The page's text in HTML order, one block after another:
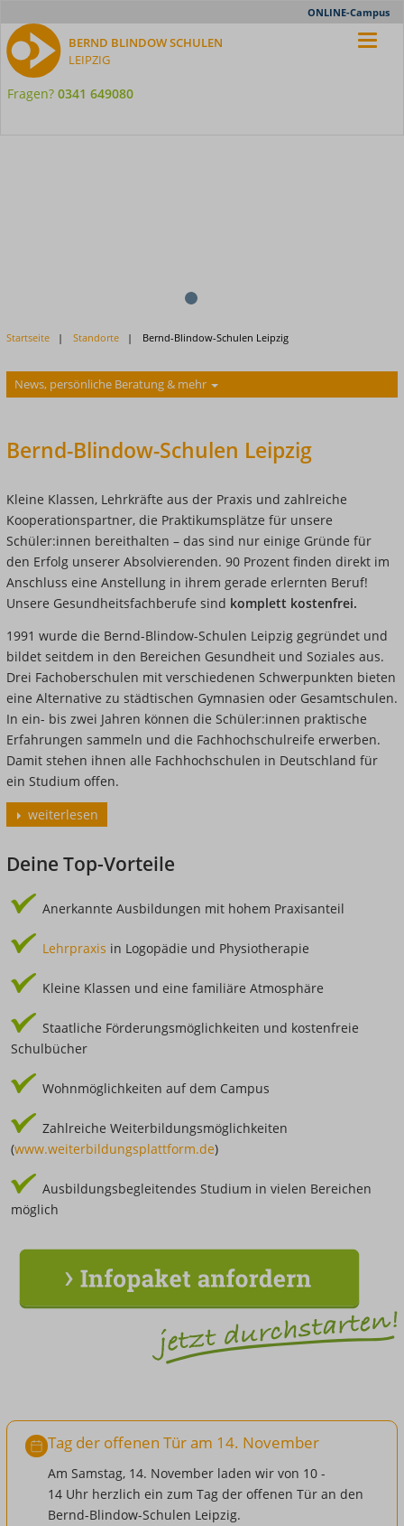
ONLINE-Campus
Fragen? 0341 649080
BERND BLINDOW SCHULEN
LEIPZIG
1
Startseite Standorte Bernd-Blindow-Schulen Leipzig
News, persönliche Beratung & mehr
Bernd-Blindow-Schulen Leipzig
Kleine Klassen, Lehrkräfte aus der Praxis und zahlreiche
Kooperationspartner, die Praktikumsplätze für unsere
Schüler:innen bereithalten – das sind nur einige Gründe für
den Erfolg unserer Absolvierenden. 90 Prozent finden direkt im
Anschluss eine Anstellung in ihrem gerade erlernten Beruf!
Unsere Gesundheitsfachberufe sind komplett kostenfrei.
1991 wurde die Bernd-Blindow-Schulen Leipzig gegründet und
bildet seitdem in den Bereichen Gesundheit und Soziales aus.
Drei Fachoberschulen mit verschiedenen Schwerpunkten bieten
eine Alternative zu städtischen Gymnasien oder Gesamtschulen.
In ein- bis zwei Jahren können die Schüler:innen praktische
Erfahrungen sammeln und die Fachhochschulreife erwerben.
Damit stehen ihnen alle Fachhochschulen in Deutschland für
ein Studium offen.
weiterlesen
Deine Top-Vorteile
Anerkannte Ausbildungen mit hohem Praxisanteil
Lehrpraxis in Logopädie und Physiotherapie
Kleine Klassen und eine familiäre Atmosphäre
Staatliche Förderungsmöglichkeiten und kostenfreie
Schulbücher
Wohnmöglichkeiten auf dem Campus
Zahlreiche Weiterbildungsmöglichkeiten
(www.weiterbildungsplattform.de)
Ausbildungsbegleitendes Studium in vielen Bereichen
möglich
Tag der offenen Tür am 14. November
Am Samstag, 14. November laden wir von 10 -
14 Uhr herzlich ein zum Tag der offenen Tür an den
Bernd-Blindow-Schulen Leipzig.